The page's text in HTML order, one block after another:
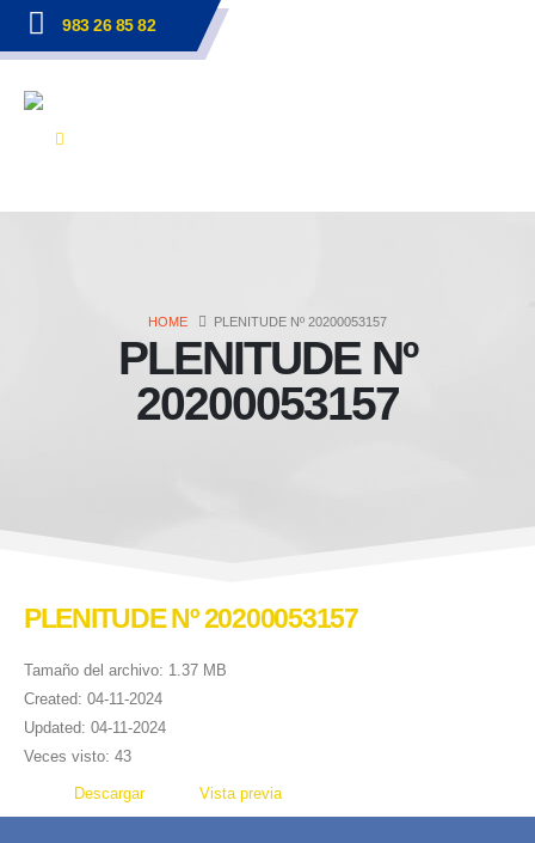
983 26 85 82
HOME PLENITUDE Nº 20200053157
PLENITUDE Nº
20200053157
PLENITUDE Nº 20200053157
Tamaño del archivo: 1.37 MB
Created: 04-11-2024
Updated: 04-11-2024
Veces visto: 43
Descargar Vista previa